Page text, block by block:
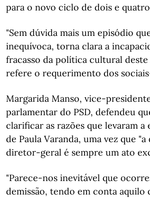
para o novo ciclo de dois e quatro
"Sem dúvida mais um episódio
inequívoca, torna clara a
fracasso da política cultural deste
refere o requerimento dos
Margarida Manso, vice-
parlamentar do PSD, defendeu
clarificar as razões que levaram a
de Paula Varanda, uma vez que
diretor-geral é sempre um ato
"Parece-nos inevitável que
demissão, tendo em conta aquilo